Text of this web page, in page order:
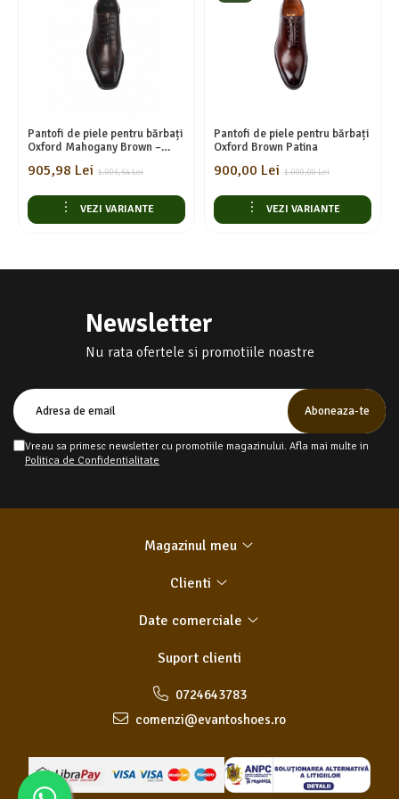
Pantofi de piele pentru bărbați
Oxford Mahogany Brown –
Clasică
1.006,64 Lei
905,98 Lei
VEZI VARIANTE
Pantofi de piele pentru bărbați
Oxford Brown Patina
1.000,00 Lei
900,00 Lei
VEZI VARIANTE
Newsletter
Nu rata ofertele si promotiile noastre
Vreau sa primesc newsletter cu promotiile magazinului. Afla mai multe in
Politica de Confidentialitate
Magazinul meu
Clienti
Date comerciale
Suport clienti
0724643783
comenzi@evantoshoes.ro